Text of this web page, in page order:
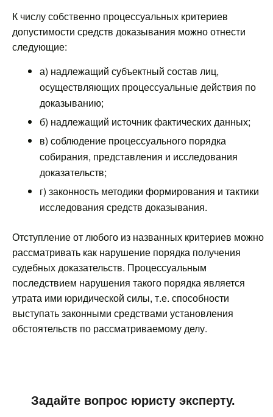
К числу собственно процессуальных критериев
допустимости средств доказывания можно отнести
следующие:
а) надлежащий субъектный состав лиц,
осуществляющих процессуальные действия по
доказыванию;
б) надлежащий источник фактических данных;
в) соблюдение процессуального порядка
собирания, представления и исследования
доказательств;
г) законность методики формирования и тактики
исследования средств доказывания.
Отступление от любого из названных критериев можно
рассматривать как нарушение порядка получения
судебных доказательств. Процессуальным
последствием нарушения такого порядка является
утрата ими юридической силы, т.е. способности
выступать законными средствами установления
обстоятельств по рассматриваемому делу.
Задайте вопрос юристу эксперту.